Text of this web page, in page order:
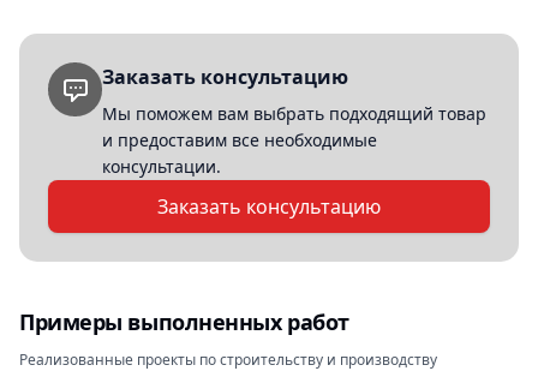
Заказать консультацию
Мы поможем вам выбрать подходящий товар
и предоставим все необходимые
консультации.
Заказать консультацию
Примеры выполненных работ
Реализованные проекты по строительству и производству